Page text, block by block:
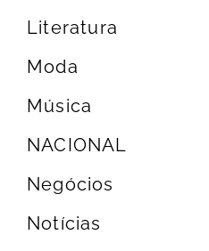
Literatura
Moda
Música
NACIONAL
Negócios
Notícias